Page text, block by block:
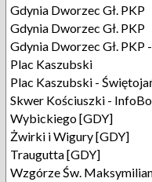
Gdynia Dworzec Gł. PKP
Gdynia Dworzec Gł. PKP
Gdynia Dworzec Gł. PKP
Plac Kaszubski
Plac Kaszubski -
Skwer Kościuszki -
Wybickiego [GDY]
Żwirki i Wigury [GDY]
Traugutta [GDY]
Wzgórze Św.